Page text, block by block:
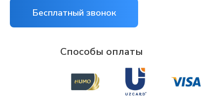
Бесплатный звонок
Способы оплаты